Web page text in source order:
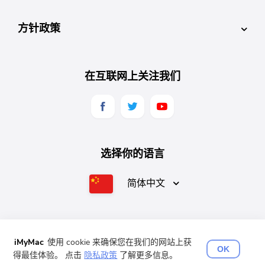
方针政策
在互联网上关注我们
选择你的语言
简体中文
EnglishFrançais Deutsch Español
日本語
版权所有©2025 iMyMac。 版权所有。
iMyMac 使用 cookie 来确保您在我们的网站上获
得最佳体验。 点击 隐私政策 了解更多信息。
OK